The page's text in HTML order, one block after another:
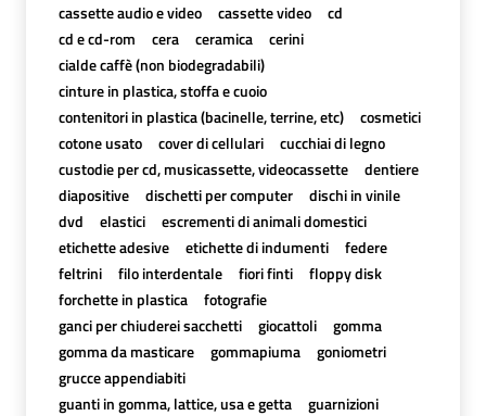
cassette audio e video
cassette video
cd
cd e cd-rom
cera ceramica
cerini
cialde caffè (non biodegradabili)
cinture in plastica, stoffa e cuoio
contenitori in plastica (bacinelle, terrine, etc)
cosmetici
cotone usato
cover di cellulari
cucchiai di legno
custodie per cd, musicassette, videocassette
dentiere
diapositive
dischetti per computer
dischi in vinile
dvd
elastici
escrementi di animali domestici
etichette adesive
etichette di indumenti
federe
feltrini
filo interdentale fiori finti
floppy disk
forchette in plastica
fotografie
ganci per chiuderei sacchetti
giocattoli
gomma
gomma da masticare
gommapiuma
goniometri
grucce appendiabiti
guanti in gomma, lattice, usa e getta
guarnizioni